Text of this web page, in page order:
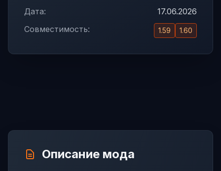
Дата:
17.06.2026
Совместимость:
1.59 1.60
Описание мода